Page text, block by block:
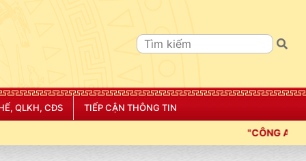
QLKH, CĐS TIẾP CẬN THÔNG TIN
"CÔNG AN THÀNH PHỐ HẢI PHÒNG SIẾT
Đối với tự mình, phải
CẦN, KIỆM, LIÊM, CHÍNH
THÂN ÁI GIÚP ĐỠ
Đối với chính phủ, phải
TUYỆT ĐỐI TRUNG THÀNH
Đối với nhân dân, phải